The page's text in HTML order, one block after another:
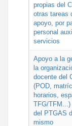
propias del
otras tareas
apoyo, por
personal
servicios
Apoyo a la
la
docente del
(POD,
horarios,
TFG/TFM...)
del PTGAS
mismo